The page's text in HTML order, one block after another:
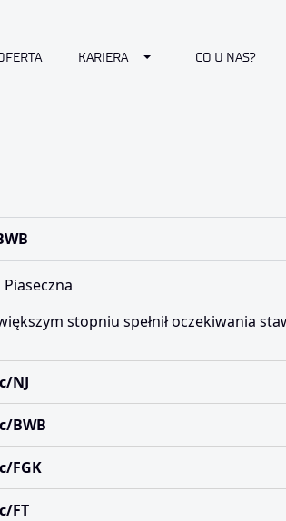
KARIERA Toggle Dropdown
CO U NAS?
stopniu spełnił oczekiwania
NJ
BWB
FGK
FT